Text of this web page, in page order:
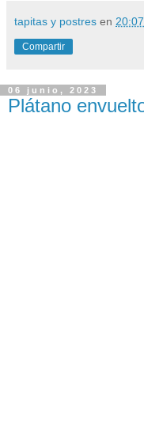
tapitas y postres en 20:07
Compartir
06 junio, 2023
Plátano